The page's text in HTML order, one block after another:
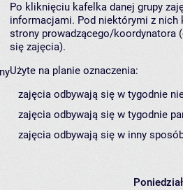
Po kliknięciu kafelka danej grupy
informacjami. Pod niektórymi z nich
strony prowadzącego/koordynatora
się zajęcia).
Użyte na planie oznaczenia:
zajęcia odbywają się w tygodnie
zajęcia odbywają się w tygodnie
zajęcia odbywają się w inny